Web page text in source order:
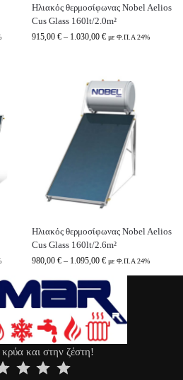
Ηλιακός θερμοσίφωνας Nobel Aelios
Cus Glass 160lt/2.0m²
915,00 € – 1.030,00 € με Φ.Π.Α 24%
Ηλιακός θερμοσίφωνας Nobel Aelios
Cus Glass 160lt/2.6m²
980,00 € – 1.095,00 € με Φ.Π.Α 24%
και στην ζέστη!